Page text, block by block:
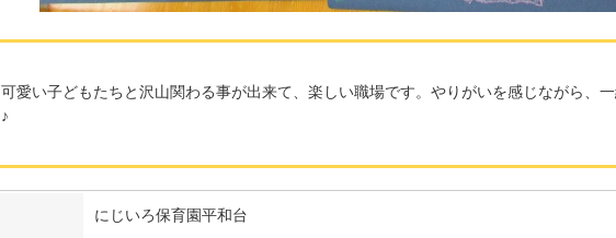
可愛い子どもたちと沢山関わる事が出来て、楽しい職場です。やりがいを感じながら、
♪
にじいろ保育園平和台